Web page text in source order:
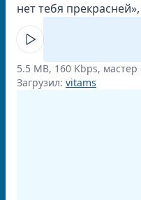
нет тебя
5.5 MB, 160 Kbps, мастер
Загрузил: vitams